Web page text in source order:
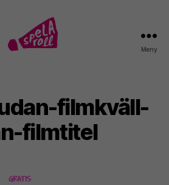
Meny
filmkväll-
filmtitel